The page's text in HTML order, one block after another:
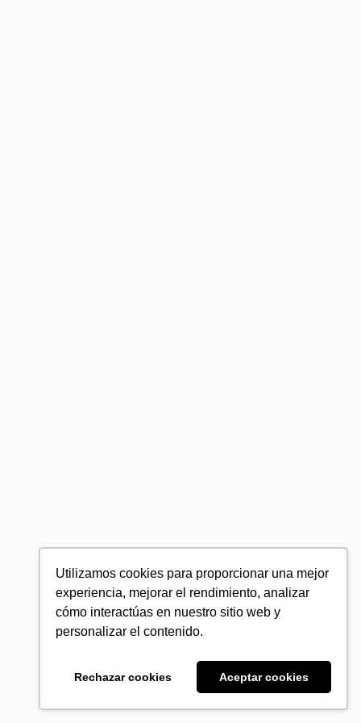
Utilizamos cookies para proporcionar una mejor
experiencia, mejorar el rendimiento, analizar
cómo interactúas en nuestro sitio web y
personalizar el contenido.
Rechazar cookies Aceptar cookies